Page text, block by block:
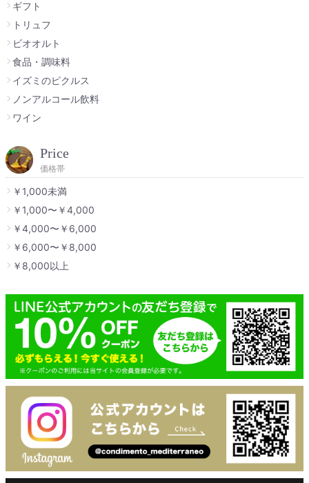
ギフト
トリュフ
ビオオルト
食品・調味料
イズミのピクルス
ノンアルコール飲料
ワイン
Price
価格帯
￥1,000未満
￥1,000〜￥4,000
￥4,000〜￥6,000
￥6,000〜￥8,000
￥8,000以上